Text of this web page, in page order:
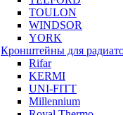
TOULON
WINDSOR
YORK
Кронштейны для
Rifar
KERMI
UNI-FITT
Millennium